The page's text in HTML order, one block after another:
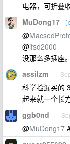
电器，可折叠
MuDong17
@
@jfsd2000
没那么多插座
assilzm
科学捡漏买的
起来就一个长
ggb0nd
@MuDong17